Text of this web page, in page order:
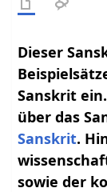
Dieser
Sanskrit
über das
Sanskrit.
sowie der